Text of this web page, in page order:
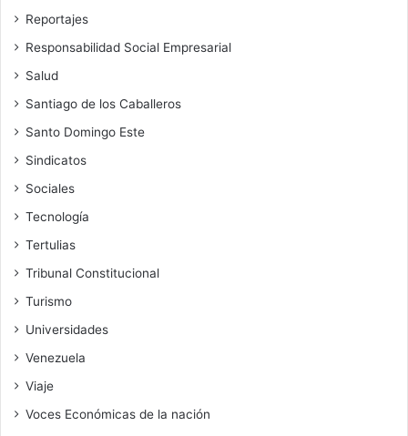
Reportajes
Responsabilidad Social Empresarial
Salud
Santiago de los Caballeros
Santo Domingo Este
Sindicatos
Sociales
Tecnología
Tertulias
Tribunal Constitucional
Turismo
Universidades
Venezuela
Viaje
Voces Económicas de la nación